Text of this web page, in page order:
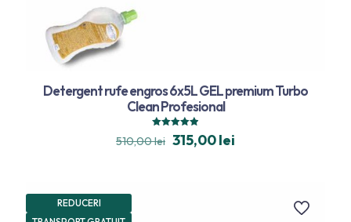
Detergent rufe engros 6x5L GEL premium Turbo
Clean Profesional
Evaluat la
4.94
510,00lei 315,00lei
REDUCERI